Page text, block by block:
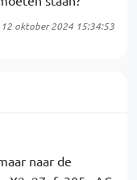
oktober 2024 15:34:53
naar de